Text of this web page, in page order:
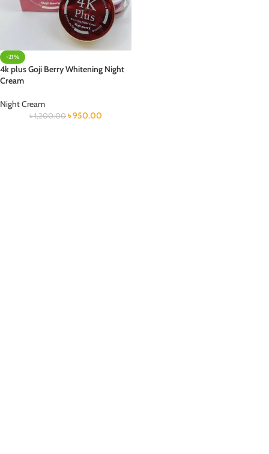
-21%
4k plus Goji Berry Whitening Night
Cream
Night Cream
৳1,200.00 ৳950.00